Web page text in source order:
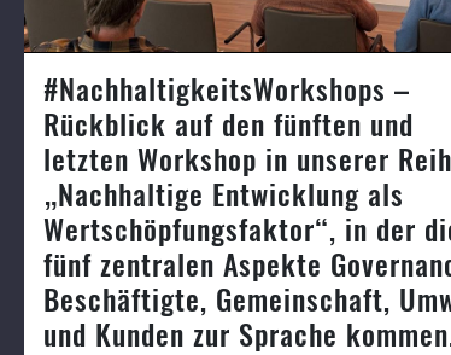
#NachhaltigkeitsWorkshops –
Rückblick auf den fünften und
letzten Workshop in unserer
„Nachhaltige Entwicklung als
Wertschöpfungsfaktor“, in der
fünf zentralen Aspekte
Beschäftigte, Gemeinschaft,
und Kunden zur Sprache